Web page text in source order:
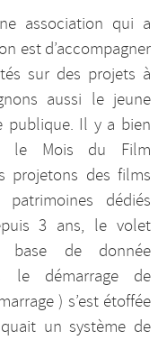
association qui a
est d’accompagner
sur des projets à
aussi le jeune
publique. Il y a bien
le Mois du Film
projetons des films
dédiés
3 ans, le volet
base de donnée
le démarrage de
) s’est étoffée
un système de